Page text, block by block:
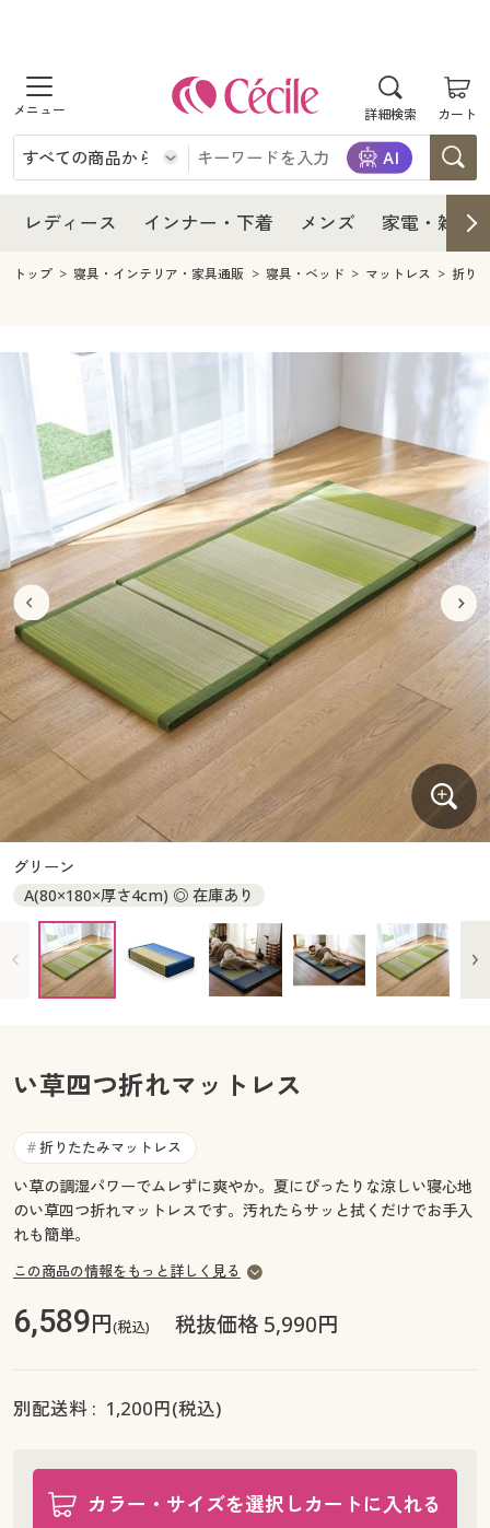
詳細検索 カート
商品を探す
レディース
レディースファッション
インナー・下着
インナー・下着通販すべて
ジュニア・ティーンズ下着
メンズ
メンズ下着
家電
キッチン・雑貨・日用品
寝具・インテリア・家具
寝具・インテリア・家具通販すべて
家具・収納
寝具・ベッド
カーテン・ラグ・ファブリック
美容・健康
美容・健康通販すべて
美容・健康・サプリメント
制服・スクール
制服・スクールすべて
制服・学生服
ジュニア・ティーンズ下着
大きいサイズ
大きいサイズ通販すべて
大きいサイズ レディース服
大きいサイズ レディース下着
大きいサイズ メンズ
大きいサイズ 事務・制服
バーゲン
バーゲンセール
シークレットセール
詳細検索
商品カテゴリ一覧
カタログ
カタログ・チラシからのご注文
デジタルカタログ
カタログ無料プレゼント
マイページ
閲覧履歴
お気に入り
サポート
ご利用ガイド
レディース インナー・下着 メンズ 家電・雑貨
レディース
レディース通販すべて
レディースファッション
インナー・下着
インナー・下着通販すべて
ジュニア・ティーンズ下着
メンズ
メンズ下着
キッチン・雑貨・日用品
寝具・インテリア・家具通販すべて
家具・収納
寝具・ベッド
カーテン・ラグ・ファブリック
美容・健康
美容・健康通販すべて
美容・健康・サプリメント
制服・スクール
制服・スクールすべて
制服・学生服
ジュニア・ティーンズ下着
大きいサイズ
大きいサイズ通販すべて
大きいサイズ レディース服
大きいサイズ レディース下着
大きいサイズ メンズ
大きいサイズ 事務・制服
バーゲン
バーゲンセール
シークレットセール
詳細検索
商品カテゴリ一覧
カタログ
カタログ・チラシからのご注文
カタログ無料プレゼント
会員メニュー
閲覧履歴
お気に入り
サポート
ご利用ガイド
よくある質問とお問い合わせ
トップ 寝具・インテリア・家具通販 寝具・ベッド マットレス 折り
グリーン
A(80×180×厚さ4cm) ◎ 在庫あり
い草四つ折れマットレス
# 折りたたみマットレス
い草の調湿パワーでムレずに爽やか。夏にぴったりな涼しい寝心地
のい草四つ折れマットレスです。汚れたらサッと拭くだけでお手入
れも簡単。
この商品の情報をもっと詳しく見る
6,589円(税込) 税抜価格 5,990円
別配送料 : 1,200円(税込)
カラー・サイズを選択しカートに入れる